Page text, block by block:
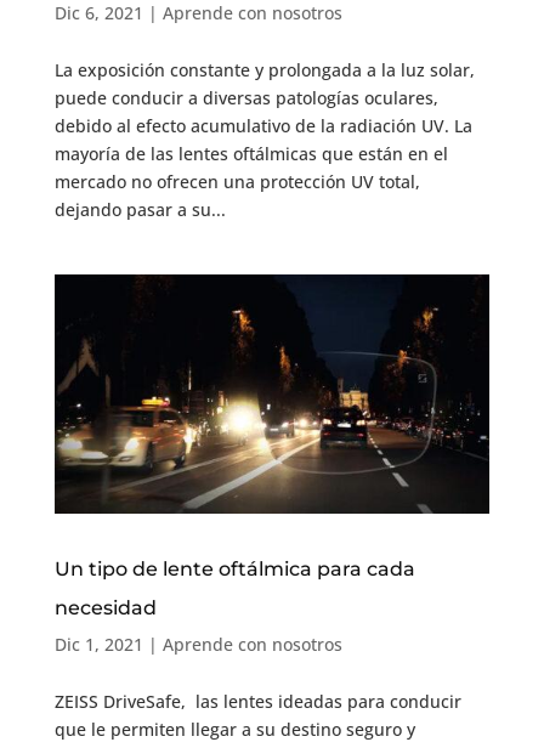
Dic 6, 2021 | Aprende con nosotros
La exposición constante y prolongada a la luz solar,
puede conducir a diversas patologías oculares,
debido al efecto acumulativo de la radiación UV. La
mayoría de las lentes oftálmicas que están en el
mercado no ofrecen una protección UV total,
dejando pasar a su...
Un tipo de lente oftálmica para cada
necesidad
Dic 1, 2021 | Aprende con nosotros
ZEISS DriveSafe, las lentes ideadas para conducir
que le permiten llegar a su destino seguro y